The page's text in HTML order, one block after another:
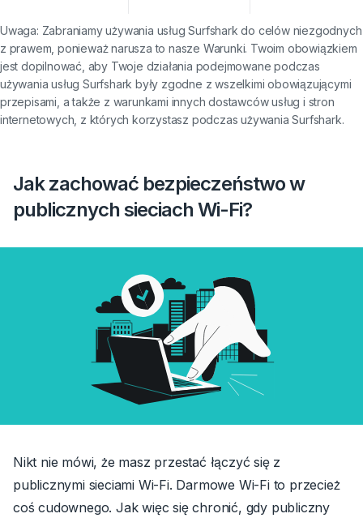
Uwaga: Zabraniamy używania usług Surfshark do celów niezgodnych
z prawem, ponieważ narusza to nasze Warunki. Twoim obowiązkiem
jest dopilnować, aby Twoje działania podejmowane podczas
używania usług Surfshark były zgodne z wszelkimi obowiązującymi
przepisami, a także z warunkami innych dostawców usług i stron
internetowych, z których korzystasz podczas używania Surfshark.
Jak zachować bezpieczeństwo w
publicznych sieciach Wi-Fi?
Nikt nie mówi, że masz przestać łączyć się z
publicznymi sieciami Wi-Fi. Darmowe Wi-Fi to przecież
coś cudownego. Jak więc się chronić, gdy publiczny